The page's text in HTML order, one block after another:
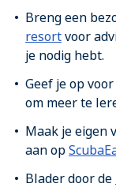
Breng een
resortvoor
je nodig hebt.
Geef je op
om meer te
Maak je eigen
aan op
Blader door de